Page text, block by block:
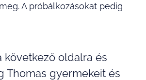
A próbálkozásokat pedig
következő oldalra és
Thomas gyermekeit és